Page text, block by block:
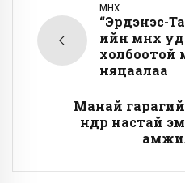
ӨМНӨХ
“Эрдэнэс-
ийн өмнөх
холбоотой
няцаалаа
Манай
өндөр настай